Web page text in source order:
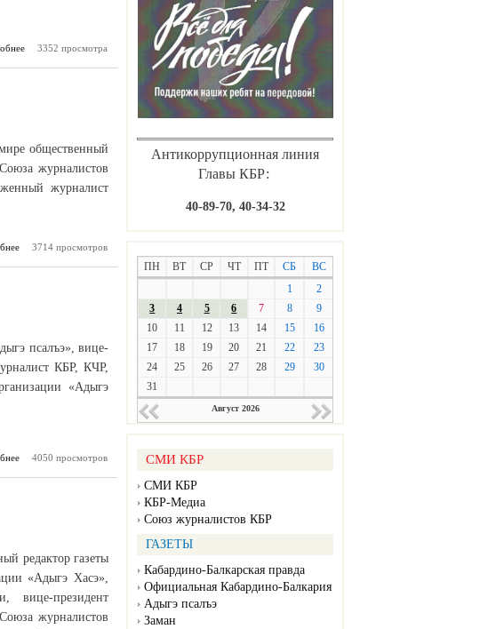
Антикоррупционная линия
Главы КБР:
40-89-70, 40-34-32
ПН ВТ СР ЧТ ПТ СБ
ВС
1
2
3
4 5 6 7 8
9
10
11 12 13 14 15
16
17
18 19 20 21 22
23
24
25 26 27 28 29
30
31
Август 2026
СМИ КБР
СМИ КБР
КБР-Медиа
Союз журналистов КБР
ГАЗЕТЫ
Кабардино-Балкарская правда
Официальная Кабардино-Балкария
Адыгэ псалъэ
Заман
о Юбилей Мухамеда
3352 просмотра
общественный
журналистов
журналист
о Глашатай черкесского
3714 просмотров
псалъэ», вице-
КБР, КЧР,
«Адыгэ
о Всадник чести
4050 просмотров
редактор газеты
«Адыгэ Хасэ»,
вице-президент
журналистов